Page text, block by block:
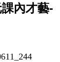
內才藝-